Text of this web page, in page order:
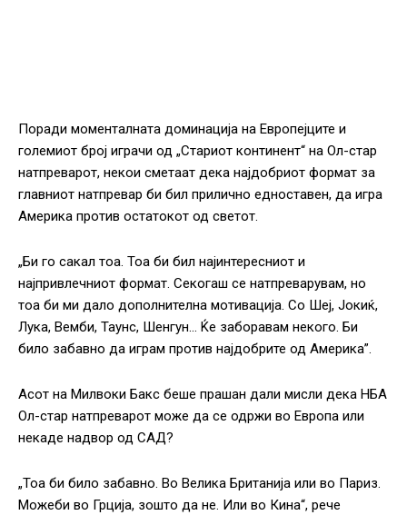
Поради моменталната доминација на Европејците и
големиот број играчи од „Стариот континент“ на Ол-стар
натпреварот, некои сметаат дека најдобриот формат за
главниот натпревар би бил прилично едноставен, да игра
Америка против остатокот од светот.
„Би го сакал тоа. Тоа би бил најинтересниот и
најпривлечниот формат. Секогаш се натпреварувам, но
тоа би ми дало дополнителна мотивација. Со Шеј, Јокиќ,
Лука, Вемби, Таунс, Шенгун… Ќе заборавам некого. Би
било забавно да играм против најдобрите од Америка”.
Асот на Милвоки Бакс беше прашан дали мисли дека НБА
Ол-стар натпреварот може да се одржи во Европа или
некаде надвор од САД?
„Тоа би било забавно. Во Велика Британија или во Париз.
Можеби во Грција, зошто да не. Или во Кина“, рече